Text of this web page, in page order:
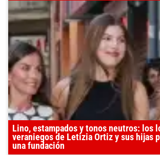
Lino, estampados y tonos neutros: los
veraniegos de Letizia Ortiz y sus hijas
una fundación